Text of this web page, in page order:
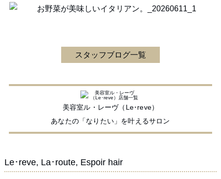
スタッフブログ一覧
美容室ル・レーヴ（Le･reve）
あなたの「なりたい」を叶えるサロン
Le･reve, La･route, Espoir hair